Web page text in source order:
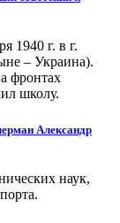
1940 г. в г.
– Украина).
фронтах
школу.
Александр
наук,